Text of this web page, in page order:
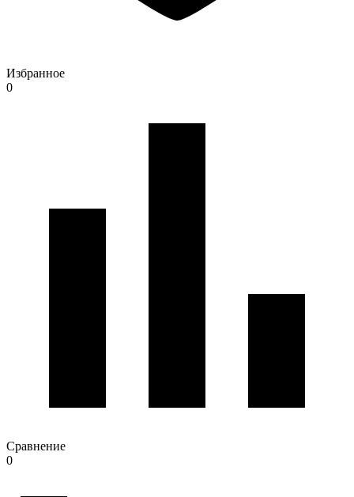
Избранное
0
Сравнение
0